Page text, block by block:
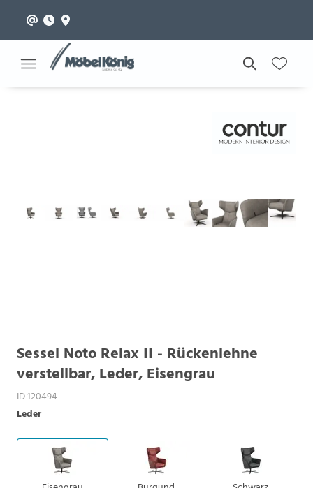
Sessel Noto Relax II - Rückenlehne
verstellbar, Leder, Eisengrau
ID 120494
Leder